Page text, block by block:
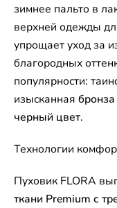
зимнее пальто в
верхней одежды
упрощает уход за
благородных
популярности:
изысканная бронза
черный цвет.
Технологии
Пуховик FLORA
ткани Premium с